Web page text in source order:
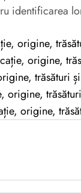
identificarea
origine,
origine,
trăsături
origine,
origine,